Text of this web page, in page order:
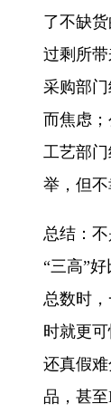
了不缺
过剩所
采购部
而焦虑
工艺部
举，但
总结：
“三高”
总数时
时就更
还真假
品，甚